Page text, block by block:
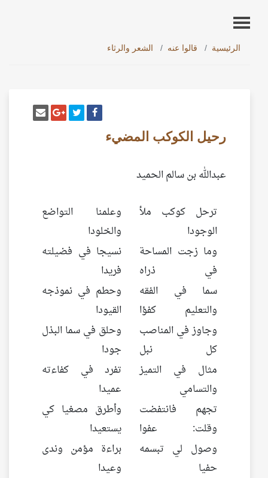
الرئيسية قالوا عنه الشعر والرثاء
شارك على فيسبوك
أنشر تغريدةشارك على
رحيل الكوكب المضيء
عبدالله بن سالم الحميد
ترحل كوكب ملأ
الوجودا
وعلمنا التواضع
والخلودا
وما زجت المساحة
في ذراه
نسيجا في فضيلته
فريدا
سما في الفقه
والتعليم كفؤا
وحطم في نموذجه
القيودا
وجاوز في المناصب
كل نبل
وحلق في سما البذل
جودا
مثال في التميز
والتسامي
تفرد في كفاءته
عميدا
تجهم فانتفضت
وقلت: عفوا
وأطرق مصغيا كي
يستعيدا
وصول لي تبسمه
حفيا
براءة مؤمن وندى
وعيدا